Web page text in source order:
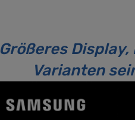
Größeres
Varianten